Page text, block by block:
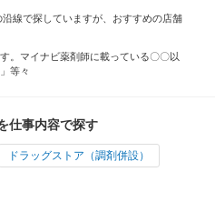
沿線で探していますが、おすすめの店舗
。マイナビ薬剤師に載っている〇〇以
等々
仕事内容で探す
ドラッグストア（調剤併設）